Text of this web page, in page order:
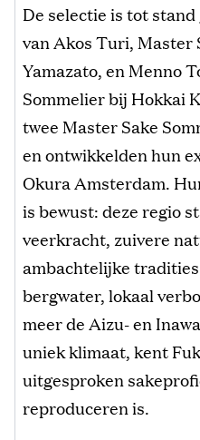
De selectie is tot
van Akos Turi, Master
Yamazato, en Menno
Sommelier bij Hokkai
twee Master Sake
en ontwikkelden hun
Okura Amsterdam.
is bewust: deze regio
veerkracht, zuivere
ambachtelijke
bergwater, lokaal
meer de Aizu- en
uniek klimaat, kent
uitgesproken
reproduceren is.